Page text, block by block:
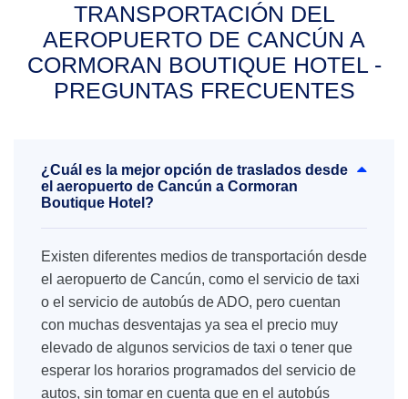
TRANSPORTACIÓN DEL
AEROPUERTO DE CANCÚN A
CORMORAN BOUTIQUE HOTEL -
PREGUNTAS FRECUENTES
¿Cuál es la mejor opción de traslados desde
el aeropuerto de Cancún a Cormoran
Boutique Hotel?
Existen diferentes medios de transportación desde
el aeropuerto de Cancún, como el servicio de taxi
o el servicio de autobús de ADO, pero cuentan
con muchas desventajas ya sea el precio muy
elevado de algunos servicios de taxi o tener que
esperar los horarios programados del servicio de
autos, sin tomar en cuenta que en el autobús